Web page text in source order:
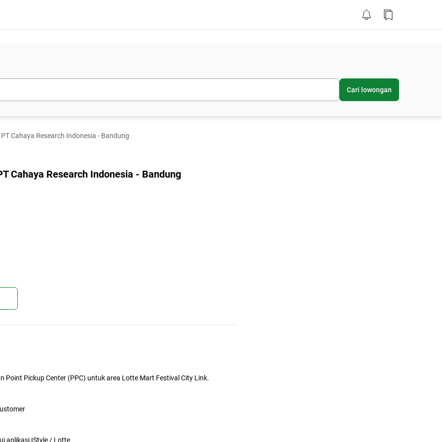
Cari lowongan
Cahaya Research Indonesia - Bandung
Cahaya Research Indonesia - Bandung
Point Pickup Center (PPC) untuk area Lotte Mart Festival City Link.
aplikasi IStyle / Lotte